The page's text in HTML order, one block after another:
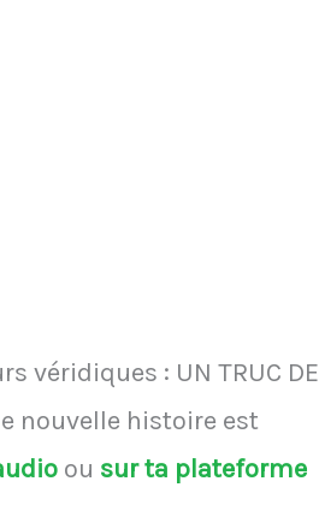
véridiques : UN TRUC DE
nouvelle histoire est
ou sur ta plateforme